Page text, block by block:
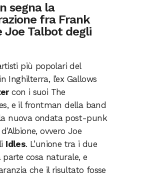
segna la
fra Frank
Joe Talbot degli
più popolari del
Inghilterra, l’ex Gallows
con i suoi The
e il frontman della band
nuova ondata post-punk
ovvero Joe
Idles. L’unione tra i due
cosa naturale, e
che il risultato fosse